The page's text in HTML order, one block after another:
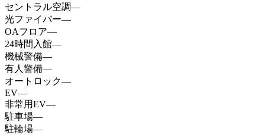
セントラル空調—
光ファイバー—
OAフロア—
24時間入館—
機械警備—
有人警備—
オートロック—
EV—
非常用EV—
駐車場—
駐輪場—